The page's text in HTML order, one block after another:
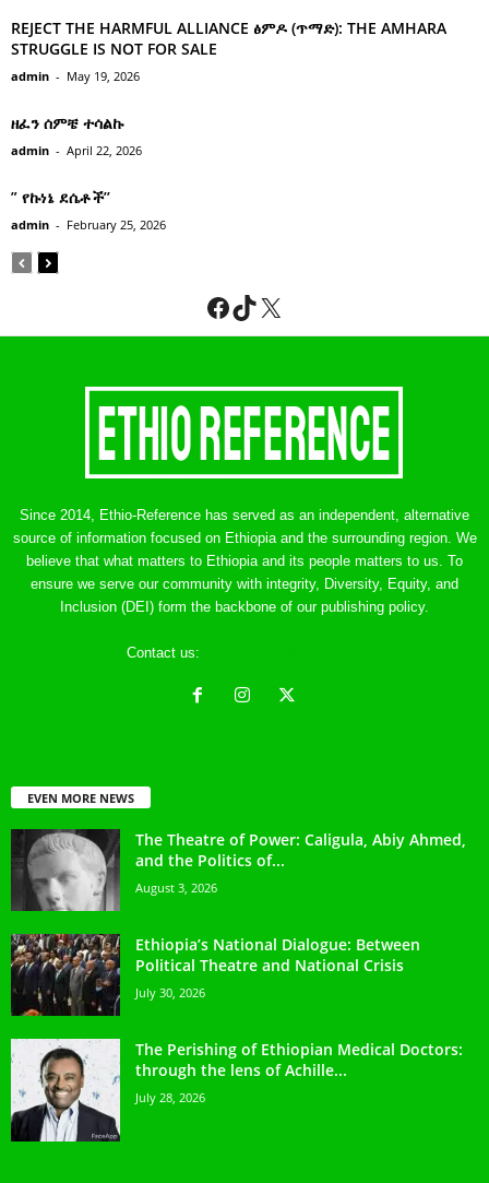
REJECT THE HARMFUL ALLIANCE ፅምዶ (ጥማድ): THE AMHARA
STRUGGLE IS NOT FOR SALE
admin - May 19, 2026
ዘፈን ሰምቼ ተሳልኩ
admin - April 22, 2026
” የኩነኔ ደሴቶች’’
admin - February 25, 2026
Facebook
TikTok
X
Since 2014, Ethio-Reference has served as an independent, alternative
source of information focused on Ethiopia and the surrounding region. We
believe that what matters to Ethiopia and its people matters to us. To
ensure we serve our community with integrity, Diversity, Equity, and
Inclusion (DEI) form the backbone of our publishing policy.
Contact us:
EVEN MORE NEWS
The Theatre of Power: Caligula, Abiy Ahmed,
and the Politics of...
August 3, 2026
Ethiopia’s National Dialogue: Between
Political Theatre and National Crisis
July 30, 2026
The Perishing of Ethiopian Medical Doctors:
through the lens of Achille...
July 28, 2026